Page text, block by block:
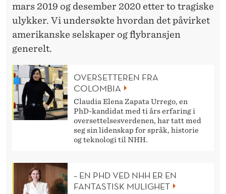
mars 2019 og desember 2020 etter to tragiske
ulykker. Vi undersøkte hvordan det påvirket
amerikanske selskaper og flybransjen
generelt.
OVERSETTEREN FRA
COLOMBIA
Claudia Elena Zapata Urrego, en
PhD-kandidat med ti års erfaring i
oversettelsesverdenen, har tatt med
seg sin lidenskap for språk, historie
og teknologi til NHH.
– EN PHD VED NHH ER EN
FANTASTISK MULIGHET